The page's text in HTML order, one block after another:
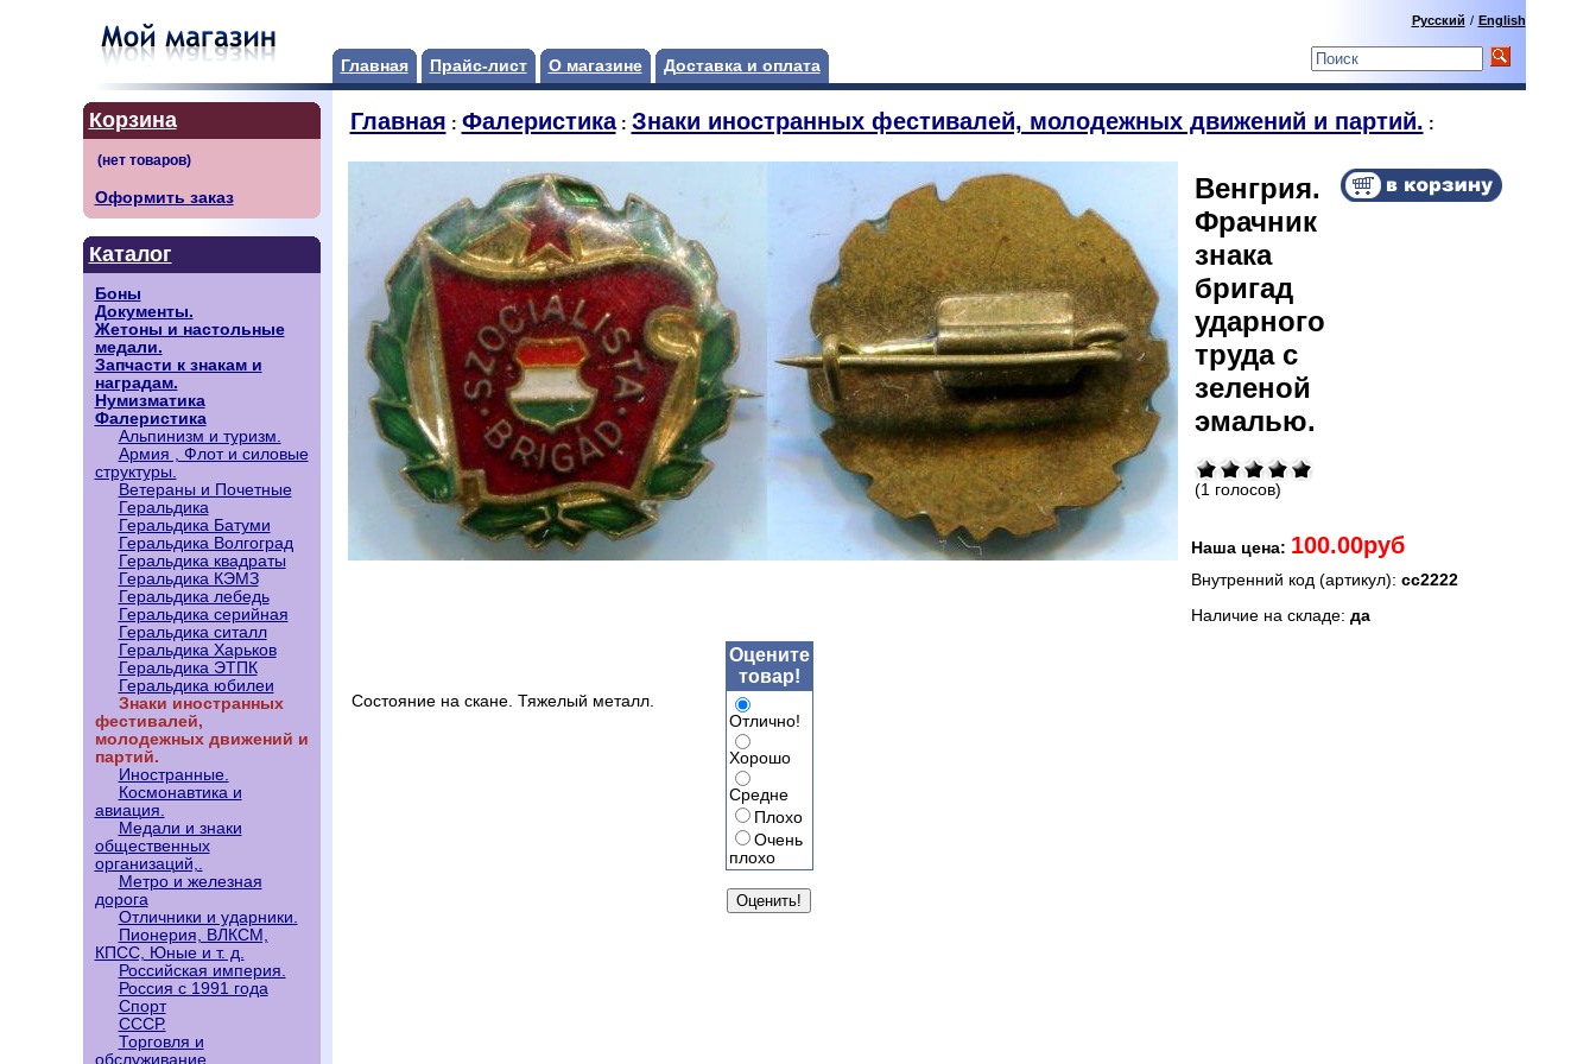
Главная Прайс-лист О магазине Доставка и оплата
Русский / English
Корзина
Оформить заказ
Каталог
Боны
Документы.
Жетоны и настольные
медали.
Запчасти к знакам и
наградам.
Нумизматика
Фалеристика
Альпинизм и туризм.
Армия , Флот и силовые
структуры.
Ветераны и Почетные
Геральдика
Геральдика Батуми
Геральдика Волгоград
Геральдика квадраты
Геральдика КЭМЗ
Геральдика лебедь
Геральдика серийная
Геральдика ситалл
Геральдика Харьков
Геральдика ЭТПК
Геральдика юбилеи
Знаки иностранных
фестивалей,
молодежных движений и
партий.
Иностранные.
Космонавтика и
авиация.
Медали и знаки
общественных
организаций,.
Метро и железная
дорога
Отличники и ударники.
Пионерия, ВЛКСМ,
КПСС, Юные и т. д.
Российская империя.
Россия с 1991 года
Спорт
СССР.
Торговля и
обслуживание
Главная : Фалеристика: Знаки иностранных фестивалей, молодежных движений и партий. :
Венгрия.
Фрачник
знака
бригад
ударного
труда с
зеленой
эмалью.
(1 голосов)
Наша цена: 100.00руб
Внутренний код (артикул): сс2222
Наличие на складе: да
Состояние на скане. Тяжелый металл.
Оцените
товар!
Отлично!
Хорошо
Средне
Плохо
Очень
плохо